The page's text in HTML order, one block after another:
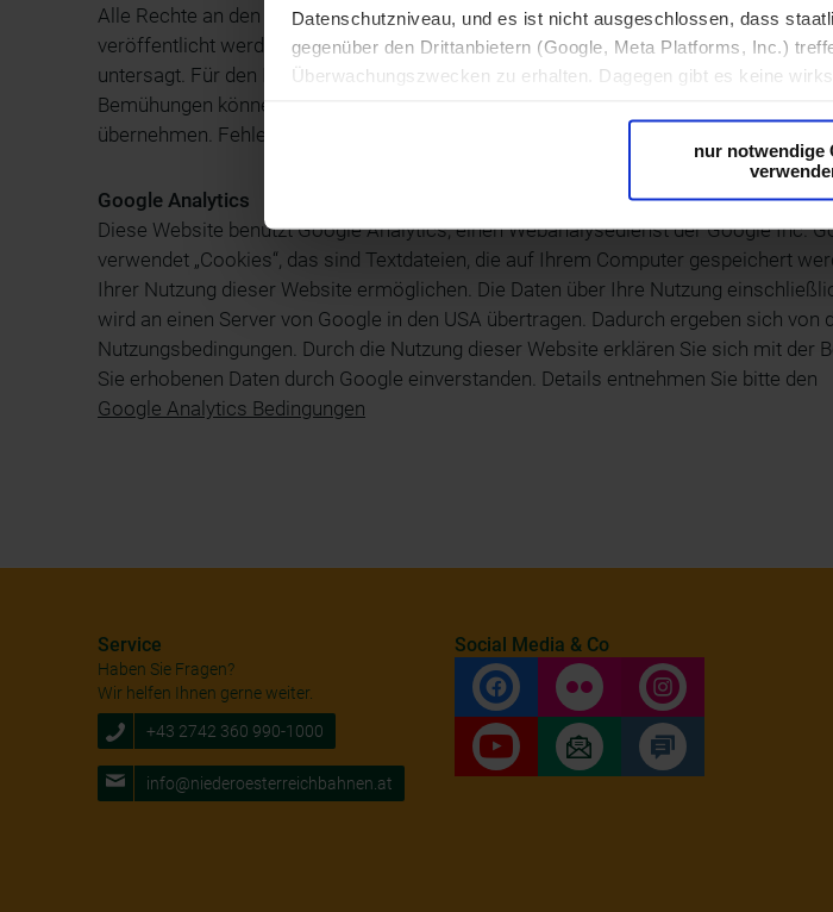
Datenschutzniveau, und es ist nicht ausgeschlossen, dass
gegenüber den Drittanbietern (Google, Meta Platforms, Inc.)
Überwachungszwecken zu erhalten. Dagegen gibt es keine
Browser, Internetanbieter, Endgerät und Bildschirmauflösung an
nur notwendige
Alle Rechte an den Fotos, die auf den Seiten der NÖVOG bzw. Niederösterreich
veröffentlicht werden, liegen bei den jeweiligen Bildautoren. Jegliche
untersagt. Für den Inhalt von verlinkten externen Seiten übernehmen wir keinerlei
Bemühungen können wir keine Gewähr für die Aktualität und Richtigkeit auf unseren
übernehmen. Fehler und Irrtümer werden wir nach Bekanntwerden umgehend
Google Analytics
Diese Website benutzt Google Analytics, einen Webanalysedienst der Google Inc.
verwendet „Cookies“, das sind Textdateien, die auf Ihrem Computer gespeichert
Ihrer Nutzung dieser Website ermöglichen. Die Daten über Ihre Nutzung
wird an einen Server von Google in den USA übertragen. Dadurch ergeben sich von
Nutzungsbedingungen. Durch die Nutzung dieser Website erklären Sie sich mit der
Sie erhobenen Daten durch Google einverstanden. Details entnehmen Sie bitte den
Google Analytics Bedingungen
Service
Haben Sie Fragen?
Wir helfen Ihnen gerne weiter.
+43 2742 360 990-1000
info@niederoesterreichbahnen.at
Social Media & Co